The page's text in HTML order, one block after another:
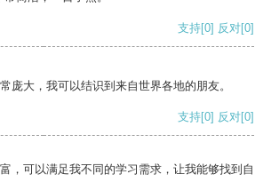
支持[0] 反对[0]
庞大，我可以结识到来自世界各地的朋友。
支持[0] 反对[0]
，可以满足我不同的学习需求，让我能够找到自